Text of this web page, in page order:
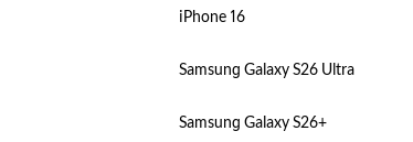
iPhone 16
Samsung Galaxy S26 Ultra
Samsung Galaxy S26+